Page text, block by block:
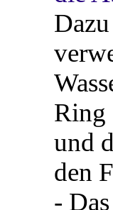
Ring
und
den
-